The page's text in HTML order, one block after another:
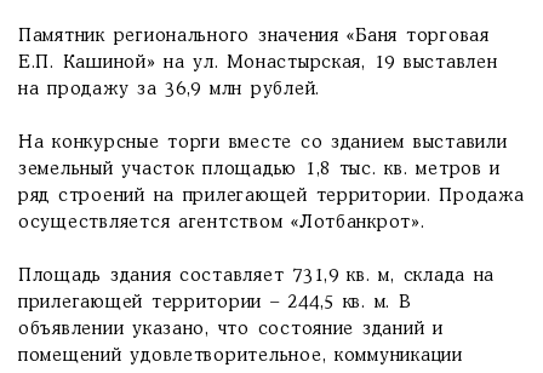
Памятник регионального значения «Баня торговая
Е.П. Кашиной» на ул. Монастырская, 19 выставлен
на продажу за 36,9 млн рублей.
На конкурсные торги вместе со зданием выставили
земельный участок площадью 1,8 тыс. кв. метров и
ряд строений на прилегающей территории. Продажа
осуществляется агентством «Лотбанкрот».
Площадь здания составляет 731,9 кв. м, склада на
прилегающей территории – 244,5 кв. м. В
объявлении указано, что состояние зданий и
помещений удовлетворительное, коммуникации